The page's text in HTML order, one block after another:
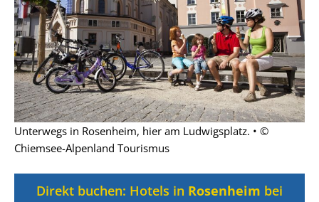
Unterwegs in Rosenheim, hier am Ludwigsplatz. • ©
Chiemsee-Alpenland Tourismus
Direkt buchen: Hotels in Rosenheim bei